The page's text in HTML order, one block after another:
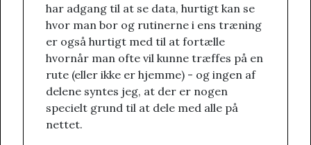
har adgang til at se data, hurtigt kan se
hvor man bor og rutinerne i ens træning
er også hurtigt med til at fortælle
hvornår man ofte vil kunne træffes på en
rute (eller ikke er hjemme) - og ingen af
delene syntes jeg, at der er nogen
specielt grund til at dele med alle på
nettet.